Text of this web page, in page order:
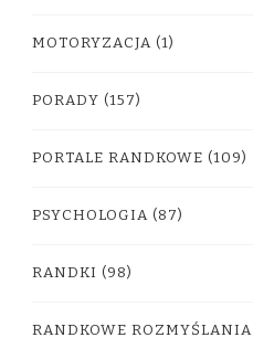
MOTORYZACJA (1)
PORADY (157)
PORTALE RANDKOWE (109)
PSYCHOLOGIA (87)
RANDKI (98)
RANDKOWE ROZMYŚLANIA